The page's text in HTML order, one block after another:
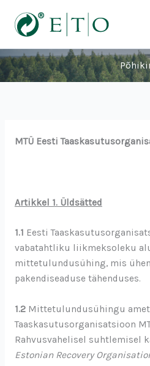
content
MTÜ Eesti
Artikkel 1. Üldsätted
1.1 Eesti
vabatahtliku liikmeksoleku
mittetulundusühing, mis
pakendiseaduse tähenduses.
1.2Mittetulundusühingu
Taaskasutusorganisatsioon
Rahvusvahelisel suhtlemisel
Estonian Recovery